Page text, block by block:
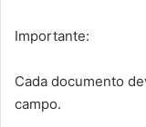
Importante:
Cada documento
campo.